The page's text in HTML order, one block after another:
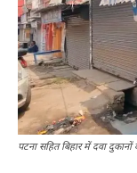
पटना सहित बिहार में दवा